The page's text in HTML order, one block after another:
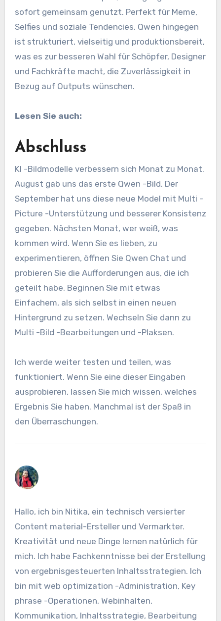
sofort gemeinsam genutzt. Perfekt für Meme,
Selfies und soziale Tendencies. Qwen hingegen
ist strukturiert, vielseitig und produktionsbereit,
was es zur besseren Wahl für Schöpfer, Designer
und Fachkräfte macht, die Zuverlässigkeit in
Bezug auf Outputs wünschen.
Lesen Sie auch:
Abschluss
KI -Bildmodelle verbessern sich Monat zu Monat.
August gab uns das erste Qwen -Bild. Der
September hat uns diese neue Model mit Multi -
Picture -Unterstützung und besserer Konsistenz
gegeben. Nächsten Monat, wer weiß, was
kommen wird. Wenn Sie es lieben, zu
experimentieren, öffnen Sie Qwen Chat und
probieren Sie die Aufforderungen aus, die ich
geteilt habe. Beginnen Sie mit etwas
Einfachem, als sich selbst in einen neuen
Hintergrund zu setzen. Wechseln Sie dann zu
Multi -Bild -Bearbeitungen und -Plaksen.
Ich werde weiter testen und teilen, was
funktioniert. Wenn Sie eine dieser Eingaben
ausprobieren, lassen Sie mich wissen, welches
Ergebnis Sie haben. Manchmal ist der Spaß in
den Überraschungen.
Hallo, ich bin Nitika, ein technisch versierter
Content material-Ersteller und Vermarkter.
Kreativität und neue Dinge lernen natürlich für
mich. Ich habe Fachkenntnisse bei der Erstellung
von ergebnisgesteuerten Inhaltsstrategien. Ich
bin mit web optimization -Administration, Key
phrase -Operationen, Webinhalten,
Kommunikation, Inhaltsstrategie, Bearbeitung